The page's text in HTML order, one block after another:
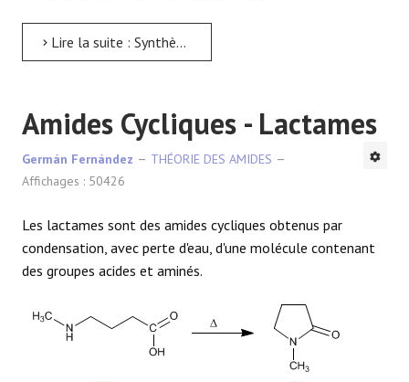
Lire la suite : Synthèse d'amide
Amides Cycliques - Lactames
Germán Fernández
THÉORIE DES AMIDES
Affichages : 50426
Les lactames sont des amides cycliques obtenus par
condensation, avec perte d'eau, d'une molécule contenant
des groupes acides et aminés.